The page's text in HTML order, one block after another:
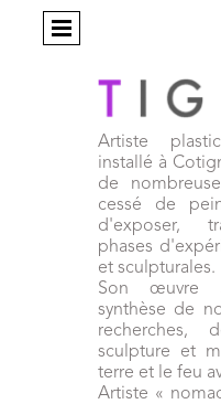
Artiste
installé à
de
cessé de
d'exposer,
phases
et sculpturales.
Son œuvre
synthèse de
sculpture et
terre et le feu
Artiste «